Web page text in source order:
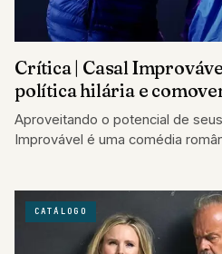
Crítica | Casal
política hilária e
Aproveitando o potencial de
Improvável é uma comédia
CATÁLOGO